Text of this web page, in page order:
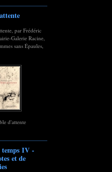
par Frédéric
Galerie Racine,
sans Épaules,
d'attente
IV -
et de